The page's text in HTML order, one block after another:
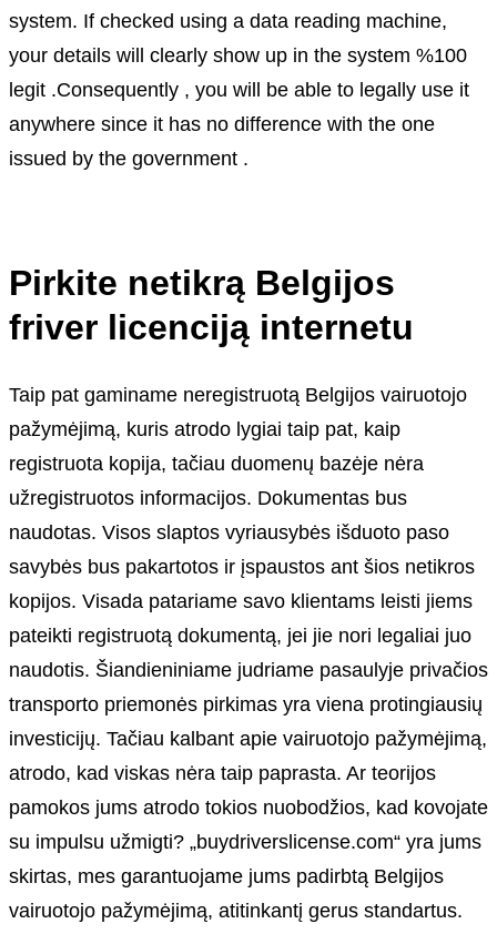
system. If checked using a data reading machine,
your details will clearly show up in the system %100
legit .Consequently , you will be able to legally use it
anywhere since it has no difference with the one
issued by the government .
Pirkite netikrą Belgijos
friver licenciją internetu
Taip pat gaminame neregistruotą Belgijos vairuotojo
pažymėjimą, kuris atrodo lygiai taip pat, kaip
registruota kopija, tačiau duomenų bazėje nėra
užregistruotos informacijos. Dokumentas bus
naudotas. Visos slaptos vyriausybės išduoto paso
savybės bus pakartotos ir įspaustos ant šios netikros
kopijos. Visada patariame savo klientams leisti jiems
pateikti registruotą dokumentą, jei jie nori legaliai juo
naudotis. Šiandieniniame judriame pasaulyje privačios
transporto priemonės pirkimas yra viena protingiausių
investicijų. Tačiau kalbant apie vairuotojo pažymėjimą,
atrodo, kad viskas nėra taip paprasta. Ar teorijos
pamokos jums atrodo tokios nuobodžios, kad kovojate
su impulsu užmigti? „buydriverslicense.com“ yra jums
skirtas, mes garantuojame jums padirbtą Belgijos
vairuotojo pažymėjimą, atitinkantį gerus standartus.